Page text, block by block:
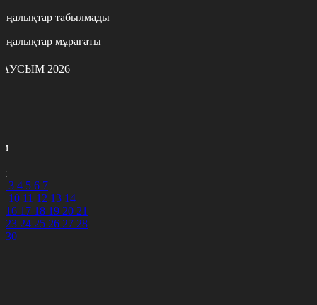
табылмады
мұрағаты
2026
3 4 5 6 7
10 11 12 13 14
16 17 18 19 20 21
23 24 25 26 27 28
30